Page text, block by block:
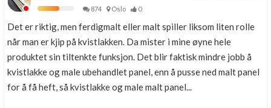
874
Oslo 0
Det er riktig, men ferdigmalt eller malt spiller liksom liten rolle
når man er kjip på kvistlakken. Da mister i mine øyne hele
produktet sin tiltenkte funksjon. Det blir faktisk mindre jobb å
kvistlakke og male ubehandlet panel, enn å pusse ned malt panel
for å få heft, så kvistlakke og male malt panel...